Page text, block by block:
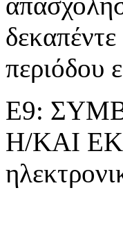
περιόδου
Ε9:
Η/ΚΑΙ ΕΚ